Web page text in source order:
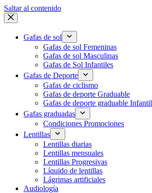
Saltar al contenido
Gafas de sol
Gafas de sol Femeninas
Gafas de sol Masculinas
Gafas de Sol Infantiles
Gafas de Deporte
Gafas de ciclismo
Gafas de deporte Graduable
Gafas de deporte graduable Infantil
Gafas graduadas
Condiciones Promociones
Lentillas
Lentillas diarias
Lentillas mensuales
Lentillas Progresivas
Líquido de lentillas
Lágrimas artificiales
Audiología